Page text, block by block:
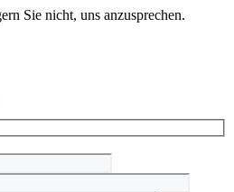
Sie nicht, uns anzusprechen.